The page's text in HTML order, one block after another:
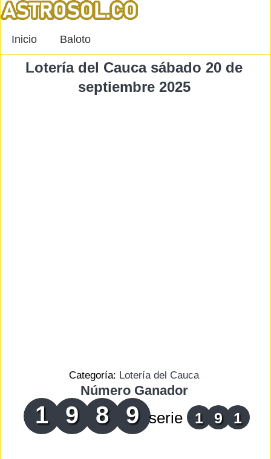
Inicio Baloto
Lotería del Cauca sábado 20 de
septiembre 2025
Categoría: Lotería del Cauca
Número Ganador
1 9 8 9 serie 1 9 1